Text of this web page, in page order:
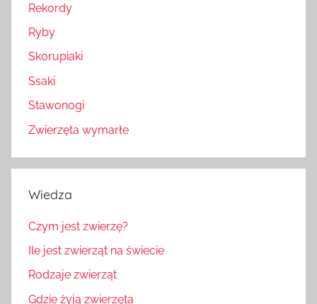
Rekordy
Ryby
Skorupiaki
Ssaki
Stawonogi
Zwierzęta wymarłe
Wiedza
Czym jest zwierzę?
Ile jest zwierząt na świecie
Rodzaje zwierząt
Gdzie żyją zwierzęta